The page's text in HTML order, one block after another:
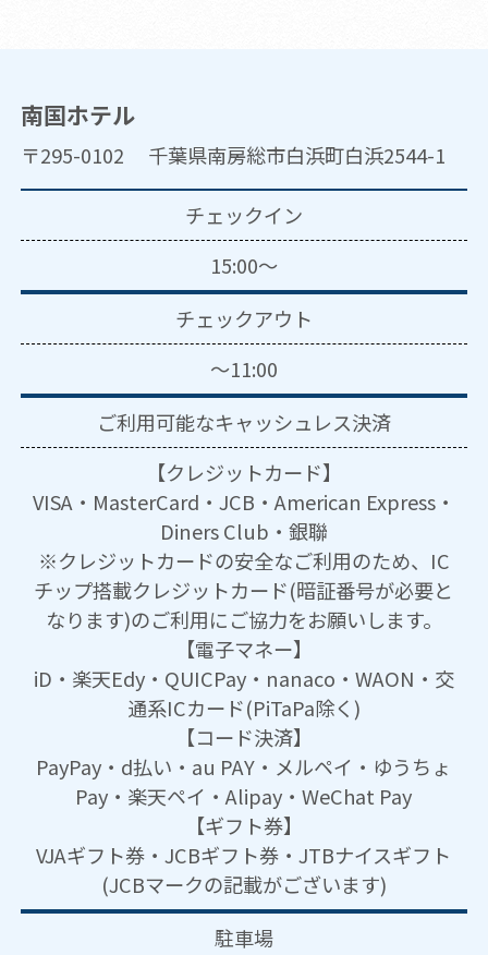
南国ホテル
〒295-0102 千葉県南房総市白浜町白浜2544-1
チェックイン
15:00～
チェックアウト
～11:00
ご利用可能なキャッシュレス決済
【クレジットカード】
VISA・MasterCard・JCB・American Express・
Diners Club・銀聯
※クレジットカードの安全なご利用のため、IC
チップ搭載クレジットカード(暗証番号が必要と
なります)のご利用にご協力をお願いします。
【電子マネー】
iD・楽天Edy・QUICPay・nanaco・WAON・交
通系ICカード(PiTaPa除く)
【コード決済】
PayPay・d払い・au PAY・メルペイ・ゆうちょ
Pay・楽天ペイ・Alipay・WeChat Pay
【ギフト券】
VJAギフト券・JCBギフト券・JTBナイスギフト
(JCBマークの記載がございます)
駐車場